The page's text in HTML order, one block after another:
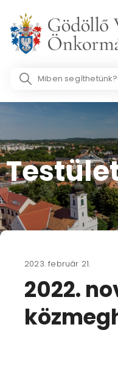
content
Search
2023. február 21.
2022.